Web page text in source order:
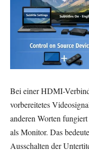
Bei einer HDMI-
vorbereitetes
anderen Worten
als Monitor. Das
Ausschalten der